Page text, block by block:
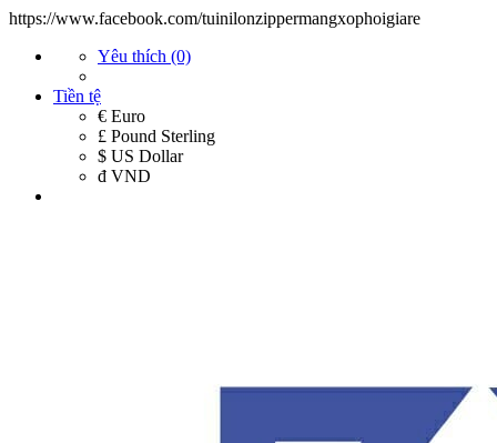
https://www.facebook.com/tuinilonzippermangxophoigiare
Yêu thích (0)
Tiền tệ
€ Euro
£ Pound Sterling
$ US Dollar
đ VND